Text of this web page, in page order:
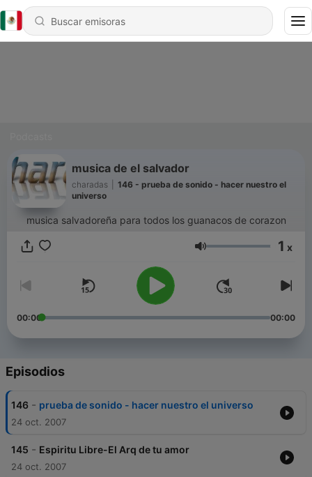
musica de el salvador
charadas
146 - prueba de sonido - hacer nuestro el
universo
musica salvadoreña para todos los guanacos de corazon
Volumen 1 x
00:00 00:00
Episodios
146 - prueba de sonido - hacer nuestro el universo
24 oct. 2007
145 - Espiritu Libre-El Arq de tu amor
24 oct. 2007